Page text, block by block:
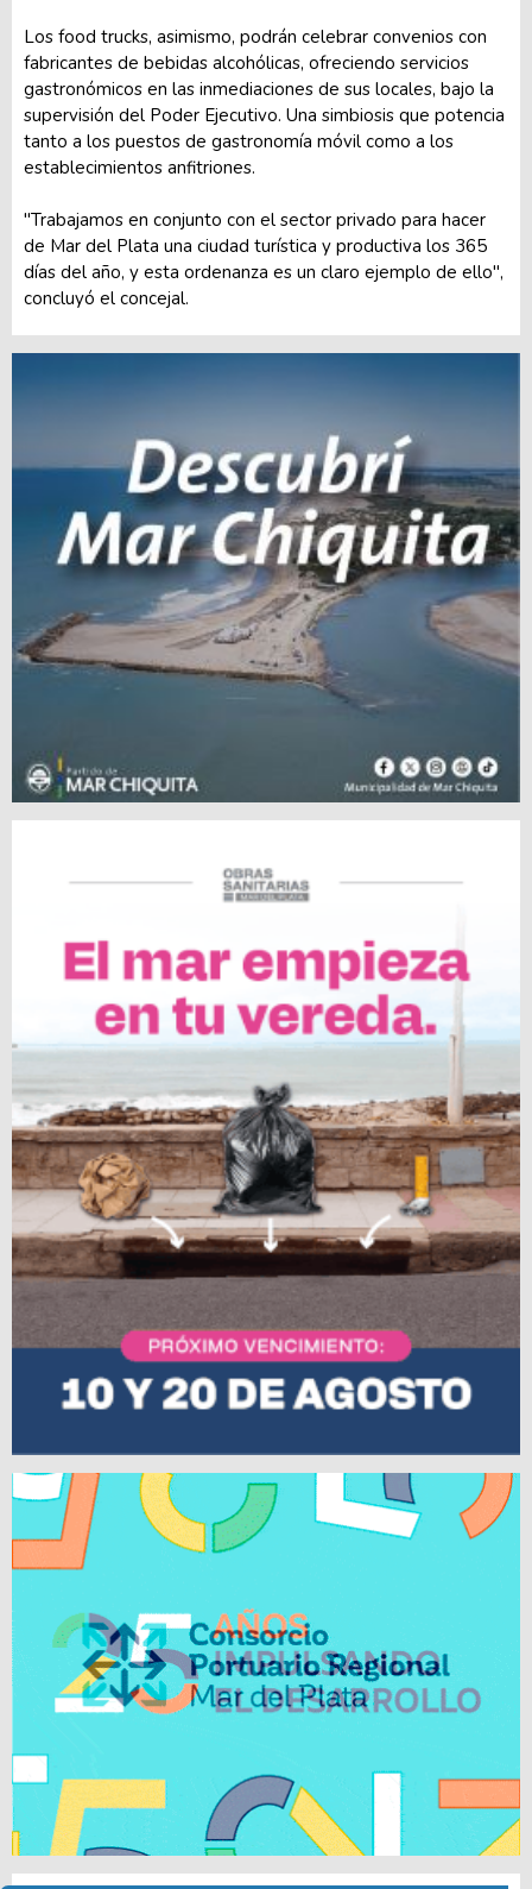
Los food trucks, asimismo, podrán celebrar convenios con
fabricantes de bebidas alcohólicas, ofreciendo servicios
gastronómicos en las inmediaciones de sus locales, bajo la
supervisión del Poder Ejecutivo. Una simbiosis que potencia
tanto a los puestos de gastronomía móvil como a los
establecimientos anfitriones.
"Trabajamos en conjunto con el sector privado para hacer
de Mar del Plata una ciudad turística y productiva los 365
días del año, y esta ordenanza es un claro ejemplo de ello",
concluyó el concejal.